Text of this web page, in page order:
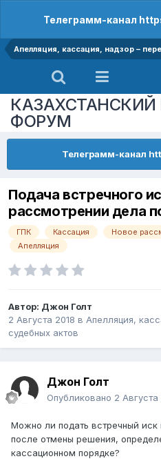
Телеграмм-канал
Апелляция, кассация, надзор –
ФОРУМ
Телеграмм-канал
Подача встречного
рассмотрении дела
ГПК Кассация Новое
Апелляция
Автор: Джон Голт
2 Августа 2018 в Апелляция,
судебных актов
Джон Голт
Опубликовано 2 Августа
Можно ли подать встречный
после отмены решения,
кассационном порядке?